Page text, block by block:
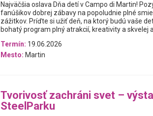
Najväčšia oslava Dňa detí v Campo di Martin!
fanúšikov dobrej zábavy na popoludnie plné
zážitkov. Príďte si užiť deň, na ktorý budú vaše
bohatý program plný atrakcií, kreativity a skvelej
Termín: 19.06.2026
Mesto: Martin
Tvorivosť zachráni svet –
SteelParku